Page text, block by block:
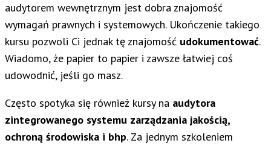
audytorem wewnętrznym jest dobra znajomość
wymagań prawnych i systemowych. Ukończenie takiego
kursu pozwoli Ci jednak tę znajomość udokumentować.
Wiadomo, że papier to papier i zawsze łatwiej coś
udowodnić, jeśli go masz.
Często spotyka się również kursy na audytora
zintegrowanego systemu zarządzania jakością,
ochroną środowiska i bhp. Za jednym szkoleniem